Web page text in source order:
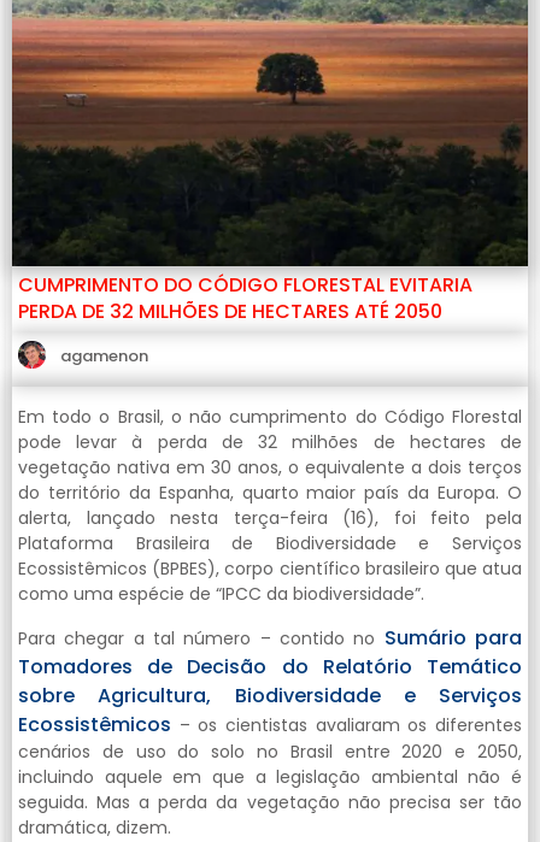
CUMPRIMENTO DO CÓDIGO FLORESTAL EVITARIA
PERDA DE 32 MILHÕES DE HECTARES ATÉ 2050
agamenon
Em todo o Brasil, o não cumprimento do Código Florestal
pode levar à perda de 32 milhões de hectares de
vegetação nativa em 30 anos, o equivalente a dois terços
do território da Espanha, quarto maior país da Europa. O
alerta, lançado nesta terça-feira (16), foi feito pela
Plataforma Brasileira de Biodiversidade e Serviços
Ecossistêmicos (BPBES), corpo científico brasileiro que atua
como uma espécie de “IPCC da biodiversidade”.
Para chegar a tal número – contido no Sumário para
Tomadores de Decisão do Relatório Temático
sobre Agricultura, Biodiversidade e Serviços
Ecossistêmicos – os cientistas avaliaram os diferentes
cenários de uso do solo no Brasil entre 2020 e 2050,
incluindo aquele em que a legislação ambiental não é
seguida. Mas a perda da vegetação não precisa ser tão
dramática, dizem.